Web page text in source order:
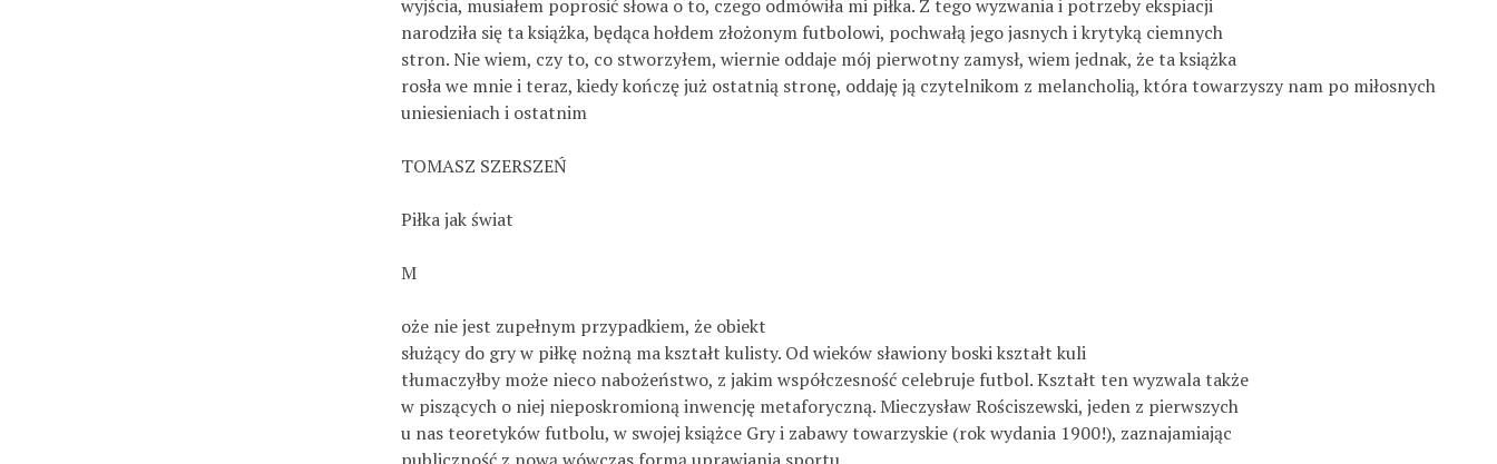
wyjścia, musiałem poprosić słowa o to, czego odmówiła mi piłka. Z tego wyzwania i potrzeby ekspiacji
narodziła się ta książka, będąca hołdem złożonym futbolowi, pochwałą jego jasnych i krytyką ciemnych
stron. Nie wiem, czy to, co stworzyłem, wiernie oddaje mój pierwotny zamysł, wiem jednak, że ta książka
rosła we mnie i teraz, kiedy kończę już ostatnią stronę, oddaję ją czytelnikom z melancholią, która towarzyszy nam po miłosnych
uniesieniach i ostatnim
TOMASZ SZERSZEŃ
Piłka jak świat
M
oże nie jest zupełnym przypadkiem, że obiekt
służący do gry w piłkę nożną ma kształt kulisty. Od wieków sławiony boski kształt kuli
tłumaczyłby może nieco nabożeństwo, z jakim współczesność celebruje futbol. Kształt ten wyzwala także
w piszących o niej nieposkromioną inwencję metaforyczną. Mieczysław Rościszewski, jeden z pierwszych
u nas teoretyków futbolu, w swojej książce Gry i zabawy towarzyskie (rok wydania 1900!), zaznajamiając